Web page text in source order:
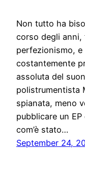
Non tutto ha
corso degli anni,
perfezionismo,
costantemente
assoluta del
polistrumentista
spianata, meno
pubblicare un
com’è stato…
September 24,